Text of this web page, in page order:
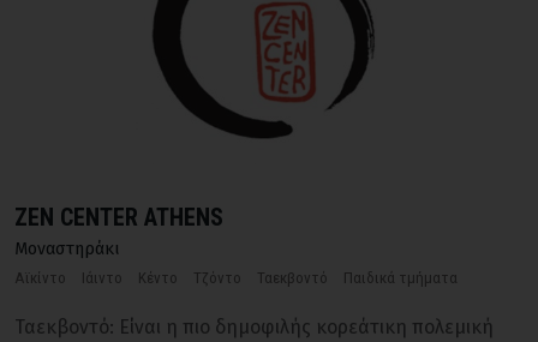
ZEN CENTER ATHENS
Μοναστηράκι
Αϊκίντο Ιάιντο Κέντο Τζόντο Ταεκβοντό Παιδικά τμήματα
Ταεκβοντό: Eίναι η πιο δημοφιλής κορεάτικη πολεμική